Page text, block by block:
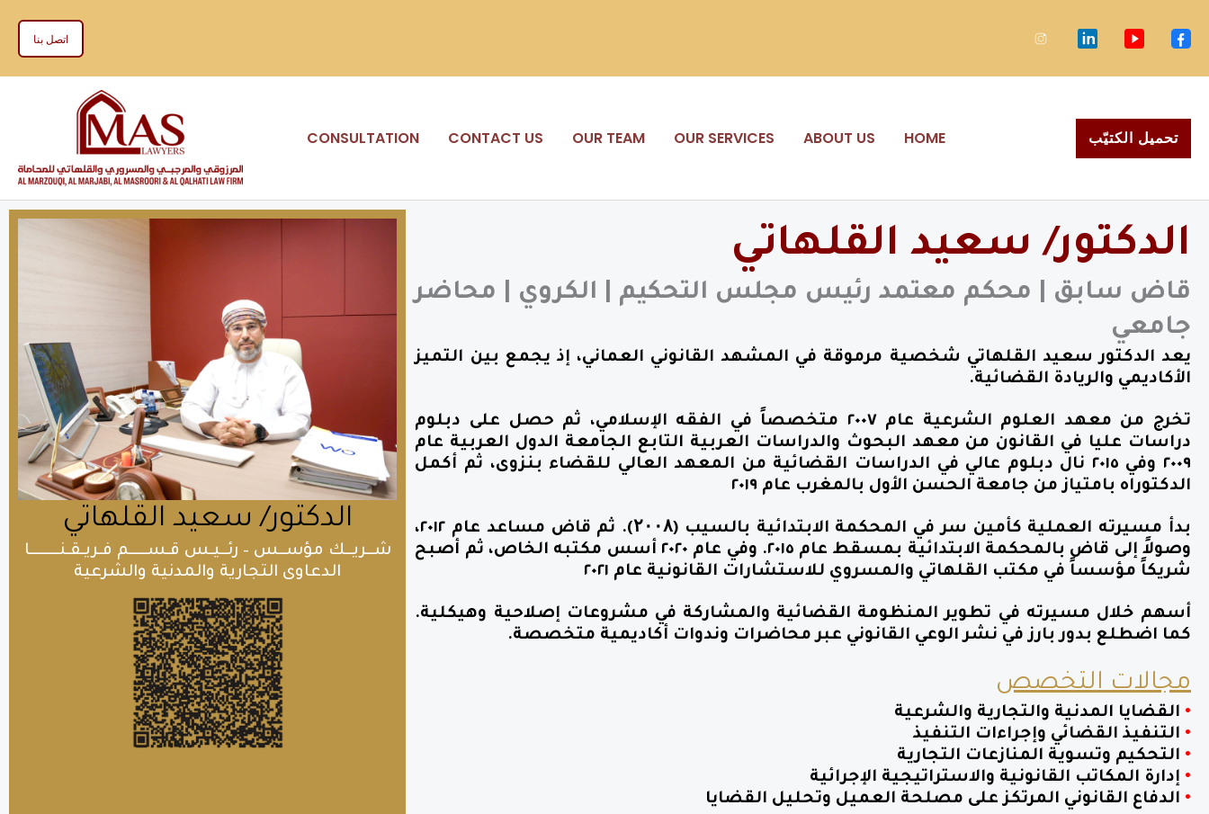
إلى
المحتوى
اتصل بنا
تحميل الكتيّب HOME
ABOUT US
OUR SERVICES
OUR TEAM
CONTACT US
CONSULTATION
الدكتور/ سعيد القلهاتي
قاض سابق | محكم معتمد رئيس مجلس التحكيم | الكروي | محاضر
جامعي
يعد الدكتور سعيد القلهاتي شخصية مرموقة في المشهد القانوني العماني، إذ يجمع بين التميز
الأكاديمي والريادة القضائية.
تخرج من معهد العلوم الشرعية عام ٢٠٠٧ متخصصاً في الفقه الإسلامي، ثم حصل على دبلوم
دراسات عليا في القانون من معهد البحوث والدراسات العربية التابع الجامعة الدول العربية عام
٢٠٠٩ وفي ٢٠١٥ نال دبلوم عالي في الدراسات القضائية من المعهد العالي للقضاء بنزوى، ثم أكمل
الدكتوراه بامتياز من جامعة الحسن الأول بالمغرب عام ٢٠١٩
بدأ مسيرته العملية كأمين سر في المحكمة الابتدائية بالسيب (۲۰۰۸). ثم قاض مساعد عام ٢٠١٢،
وصولاً إلى قاض بالمحكمة الابتدائية بمسقط عام ٢٠١٥. وفي عام ٢٠٢٠ أسس مكتبه الخاص، ثم أصبح
شريكاً مؤسساً في مكتب القلهاتي والمسروي للاستشارات القانونية عام ٢٠٢١
أسهم خلال مسيرته في تطوير المنظومة القضائية والمشاركة في مشروعات إصلاحية وهيكلية.
كما اضطلع بدور بارز في نشر الوعي القانوني عبر محاضرات وندوات أكاديمية متخصصة.
مجالات التخصص
• القضايا المدنية والتجارية والشرعية
• التنفيذ القضائي وإجراءات التنفيذ
• التحكيم وتسوية المنازعات التجارية
• إدارة المكاتب القانونية والاستراتيجية الإجرائية
• الدفاع القانوني المرتكز على مصلحة العميل وتحليل القضايا
الدكتور/ سعيد القلهاتي
شــريــك مؤســس – رئــيـس قـســـــم فـريـقـنــــــــا
الدعاوى التجارية والمدنية والشرعية